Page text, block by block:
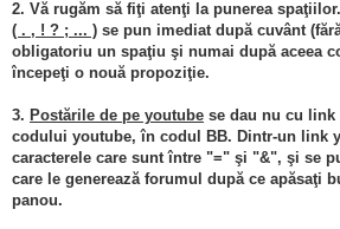
2. Vă rugăm să fiţi atenţi la punerea spaţiilor.
( . , ! ? ; ... ) se pun imediat după cuvânt
obligatoriu un spaţiu şi numai după aceea
începeţi o nouă propoziţie.
3. Postările de pe youtube se dau nu cu
codului youtube, în codul BB. Dintr-un link
caracterele care sunt între "=" şi "&", şi se
care le generează forumul după ce apăsaţi
panou.